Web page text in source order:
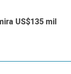
US$135 mil